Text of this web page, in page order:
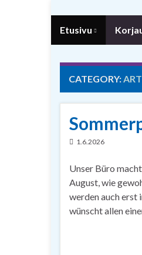
Etusivu
CATEGORY:
1.6.2026
Unser Büro
August, wie
werden auch
wünscht allen